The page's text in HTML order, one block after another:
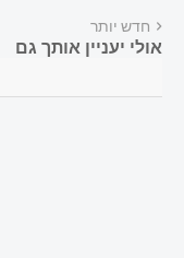
חדש יותר
אולי יעניין אותך גם